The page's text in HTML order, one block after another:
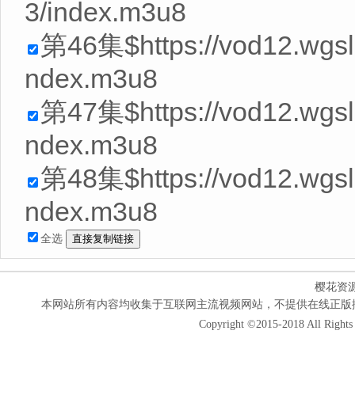
3/index.m3u8
第46集$https://
ndex.m3u8
第47集$https://
ndex.m3u8
第48集$https://
ndex.m3u8
全选
樱花资
本网站所有内容均收集于互联网主流视频网站，不提供在线正
Copyright ©2015-2018 All Rights